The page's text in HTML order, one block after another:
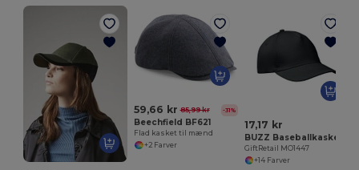
59,66 kr 85,99 kr -31%
Beechfield BF621
Flad kasket til mænd
+2 Farver
17,17 kr
GiftRetail MO1447
+14 Farver